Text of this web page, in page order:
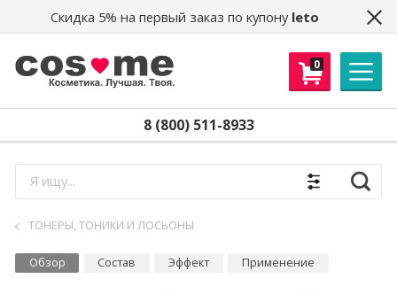
Скидка 5% на первый заказ по купону leto
0
8 (800) 511-8933
ТОНЕРЫ, ТОНИКИ И ЛОСЬОНЫ
Обзор Состав Эффект Применение